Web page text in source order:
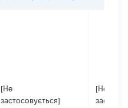
[Не
застосовується]
[Не